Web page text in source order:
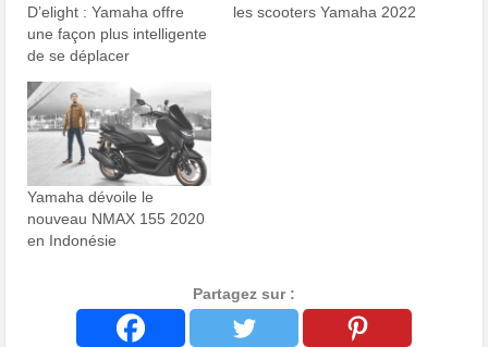
D’elight : Yamaha offre
une façon plus intelligente
de se déplacer
les scooters Yamaha 2022
Yamaha dévoile le
nouveau NMAX 155 2020
en Indonésie
Partagez sur :